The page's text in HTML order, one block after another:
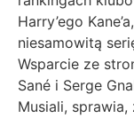
Harry’ego
niesamowitą
Wsparcie ze
Sané i Serge
Musiali,